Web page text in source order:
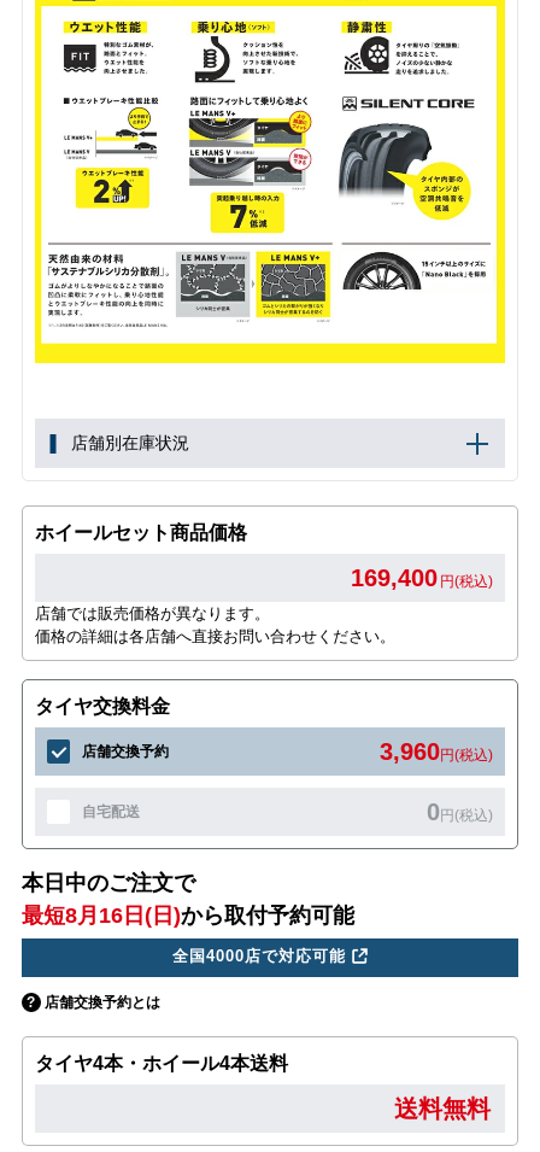
店舗別在庫状況
ホイールセット商品価格
169,400 円(税込)
店舗では販売価格が異なります。
価格の詳細は各店舗へ直接お問い合わせください。
タイヤ交換料金
店舗交換予約 3,960円(税込)
自宅配送 0円(税込)
本日中のご注文で
最短8月16日(日)から取付予約可能
全国4000店で対応可能
店舗交換予約とは
タイヤ4本・ホイール4本送料
送料無料